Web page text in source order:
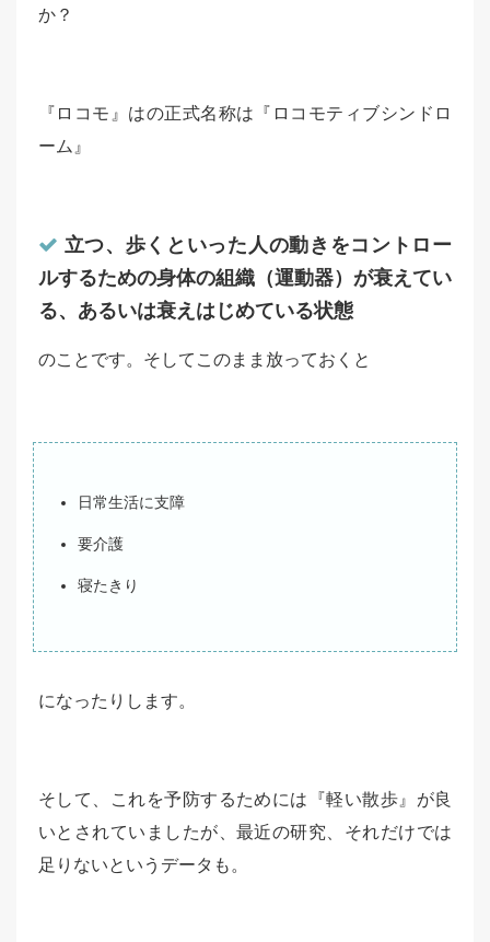
か？
『ロコモ』はの正式名称は『ロコモティブシンドロ
ーム』
立つ、歩くといった人の動きをコントロー
ルするための身体の組織（運動器）が衰えてい
る、あるいは衰えはじめている状態
のことです。そしてこのまま放っておくと
日常生活に支障
要介護
寝たきり
になったりします。
そして、これを予防するためには『軽い散歩』が良
いとされていましたが、最近の研究、それだけでは
足りないというデータも。